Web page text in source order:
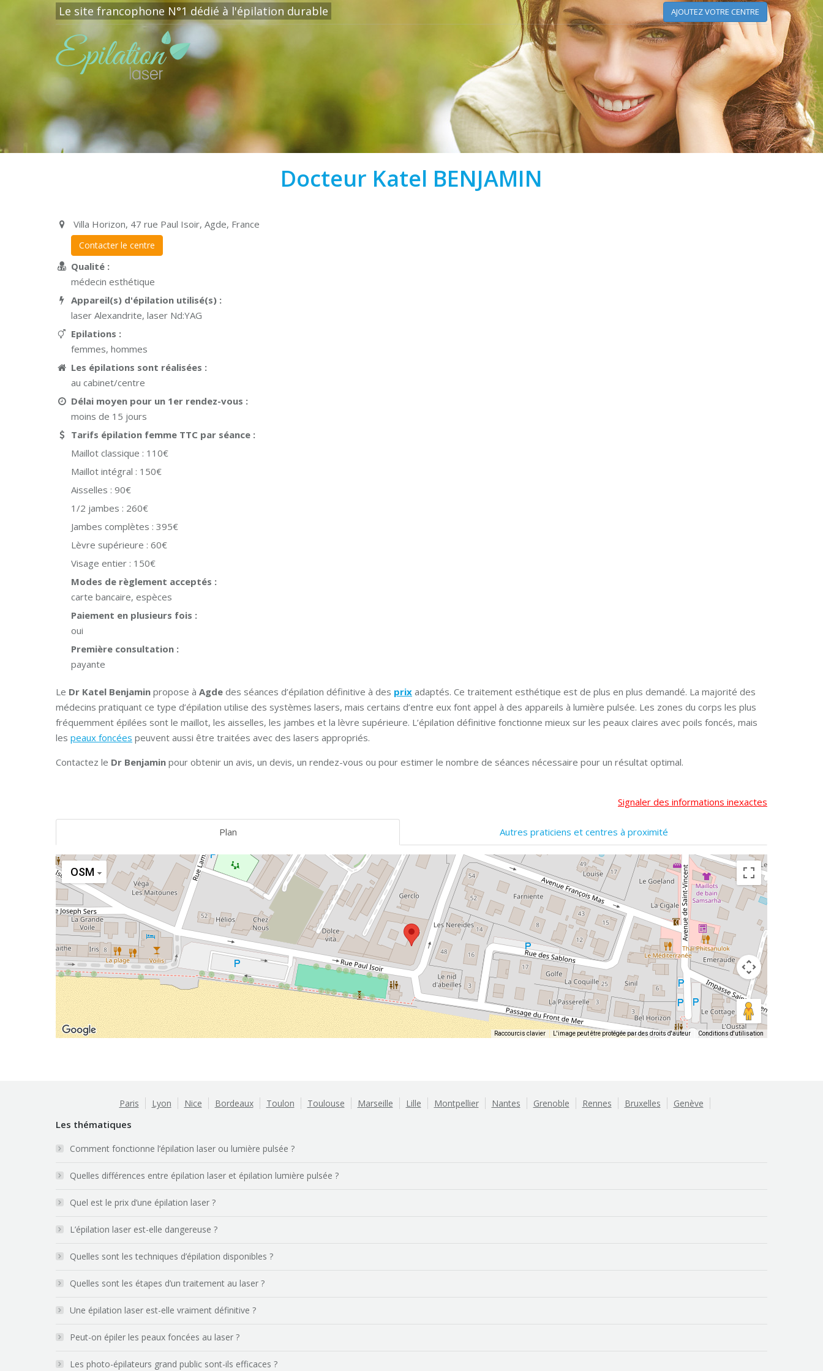
Le site francophone N°1 dédié à l'épilation durable AJOUTEZ VOTRE CENTRE
Docteur Katel BENJAMIN
Villa Horizon, 47 rue Paul Isoir, Agde, France
Contacter le centre
Qualité :
médecin esthétique
Appareil(s) d'épilation utilisé(s) :
laser Alexandrite, laser Nd:YAG
Epilations :
femmes, hommes
Les épilations sont réalisées :
au cabinet/centre
Délai moyen pour un 1er rendez-vous :
moins de 15 jours
Tarifs épilation femme TTC par séance :
Maillot classique : 110€
Maillot intégral : 150€
Aisselles : 90€
1/2 jambes : 260€
Jambes complètes : 395€
Lèvre supérieure : 60€
Visage entier : 150€
Modes de règlement acceptés :
carte bancaire, espèces
Paiement en plusieurs fois :
oui
Première consultation :
payante
Le Dr Katel Benjamin propose à Agde des séances d’épilation définitive à des prix adaptés. Ce traitement esthétique est de plus en plus demandé. La majorité des
médecins pratiquant ce type d’épilation utilise des systèmes lasers, mais certains d’entre eux font appel à des appareils à lumière pulsée. Les zones du corps les plus
fréquemment épilées sont le maillot, les aisselles, les jambes et la lèvre supérieure. L’épilation définitive fonctionne mieux sur les peaux claires avec poils foncés, mais
les peaux foncées peuvent aussi être traitées avec des lasers appropriés.
Contactez le Dr Benjamin pour obtenir un avis, un devis, un rendez-vous ou pour estimer le nombre de séances nécessaire pour un résultat optimal.
Signaler des informations inexactes
Plan Autres praticiens et centres à proximité
OSM
Raccourcis clavier L'image peut être protégée par des droits d'auteur Conditions d'utilisation
Paris Lyon Nice Bordeaux Toulon Toulouse Marseille Lille Montpellier Nantes Grenoble Rennes Bruxelles Genève
Les thématiques
Comment fonctionne l’épilation laser ou lumière pulsée ?
Quelles différences entre épilation laser et épilation lumière pulsée ?
Quel est le prix d’une épilation laser ?
L’épilation laser est-elle dangereuse ?
Quelles sont les techniques d’épilation disponibles ?
Quelles sont les étapes d’un traitement au laser ?
Une épilation laser est-elle vraiment définitive ?
Peut-on épiler les peaux foncées au laser ?
Les photo-épilateurs grand public sont-ils efficaces ?